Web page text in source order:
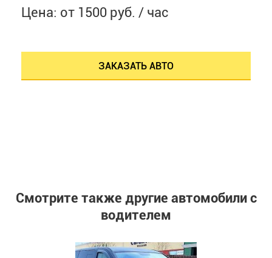
Цена: от 1500 руб. / час
ЗАКАЗАТЬ АВТО
Смотрите также другие автомобили с
водителем